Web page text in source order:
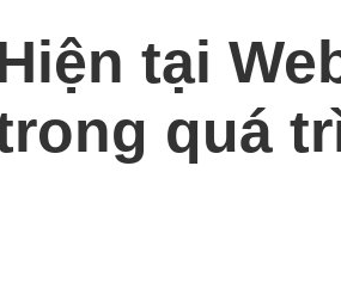
tại
quá